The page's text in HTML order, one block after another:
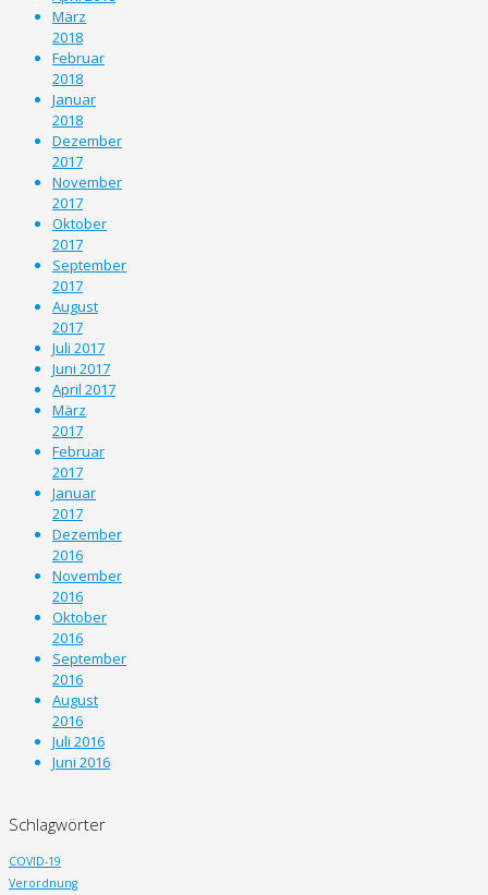
März
2018
Februar
2018
Januar
2018
Dezember
2017
November
2017
Oktober
2017
September
2017
August
2017
Juli 2017
Juni 2017
April 2017
März
2017
Februar
2017
Januar
2017
Dezember
2016
November
2016
Oktober
2016
September
2016
August
2016
Juli 2016
Juni 2016
Schlagwörter
COVID-19
Verordnung